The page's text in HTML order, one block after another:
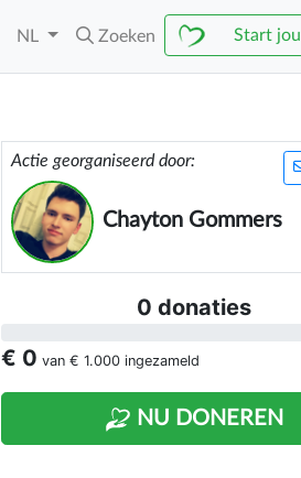
NL Zoeken Start
Actie georganiseerd door:
Chayton Gommers
0 donaties
€ 0 van € 1.000 ingezameld
NU DONEREN